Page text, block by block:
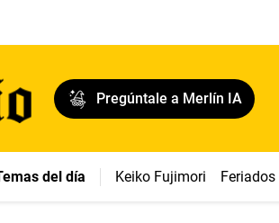
Pregúntale a Merlín IA
del día Keiko Fujimori Feriados